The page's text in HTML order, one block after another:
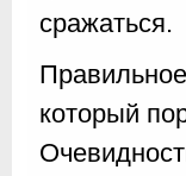
сражаться.
который